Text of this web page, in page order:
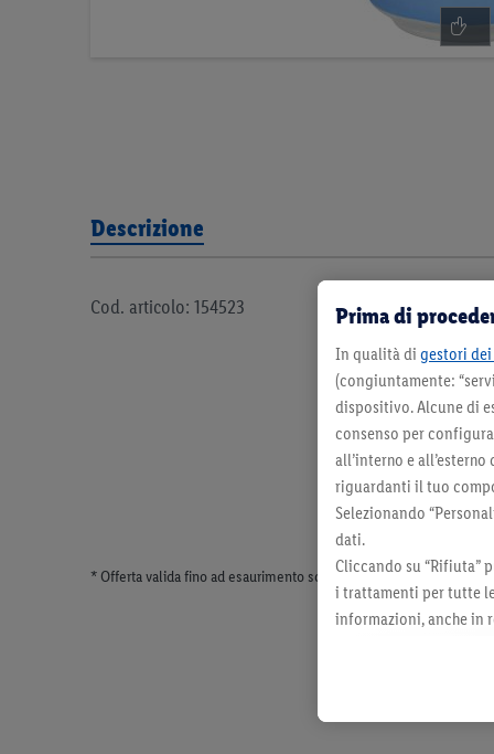
Descrizione
Cod. articolo: 154523
* Offerta valida fino ad esaurimento scorte. Tutti i prezzi senza
Prima di
In qualità di gestori
(congiuntamente:
dispositivo. Alcune di
consenso per
all’interno e
riguardanti il tuo
Selezionando
dati.
Cliccando su “Rifiuta”
i trattamenti per tutte
informazioni, anche in